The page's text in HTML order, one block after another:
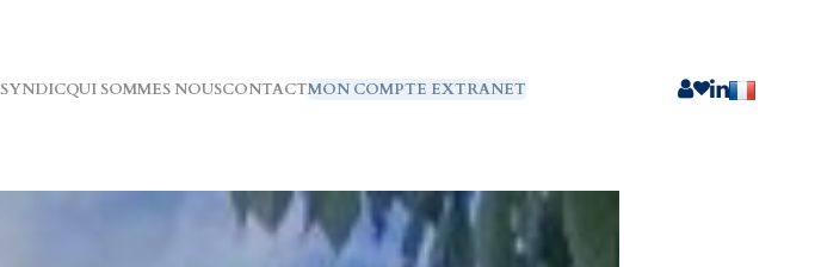
SYNDICQUI SOMMES NOUSCONTACTMON COMPTE EXTRANET